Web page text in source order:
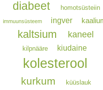
diabeet homotsüsteiin
immuunsüsteem ingver
kaltsium kaneel
kilpnääre kiudaine
kolesterool
kurkum küüslauk